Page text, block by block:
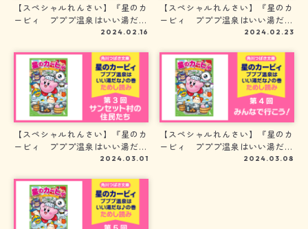
【スペシャルれんさい】『星のカ
ービィ プププ温泉はいい湯だな
♪の巻』第１回 遠い村からのお
2024.02.16
【スペシャルれんさい】『星のカ
ービィ プププ温泉はいい湯だな
♪の巻』第２回 あこがれの大王
2024.02.23
【スペシャルれんさい】『星のカ
ービィ プププ温泉はいい湯だな
♪の巻』第３回 サンセット村の
2024.03.01
【スペシャルれんさい】『星のカ
ービィ プププ温泉はいい湯だな
♪の巻』第４回 みんなで行こ
2024.03.08